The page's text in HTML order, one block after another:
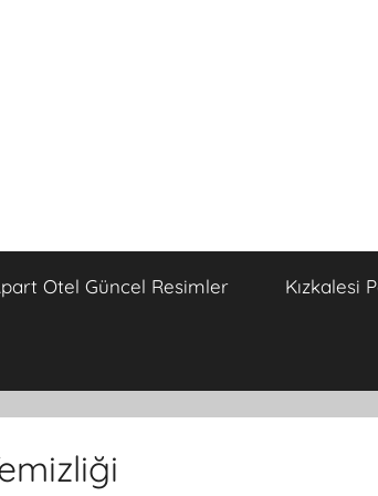
Otel Güncel Resimler Kızkalesi